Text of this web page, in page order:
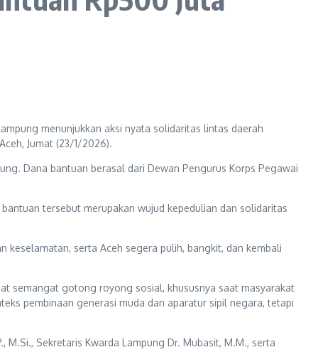
menunjukkan aksi nyata solidaritas lintas daerah
Jumat (23/1/2026).
Dana bantuan berasal dari Dewan Pengurus Korps Pegawai
tersebut merupakan wujud kepedulian dan solidaritas
keselamatan, serta Aceh segera pulih, bangkit, dan kembali
semangat gotong royong sosial, khususnya saat masyarakat
pembinaan generasi muda dan aparatur sipil negara, tetapi
Sekretaris Kwarda Lampung Dr. Mubasit, M.M., serta